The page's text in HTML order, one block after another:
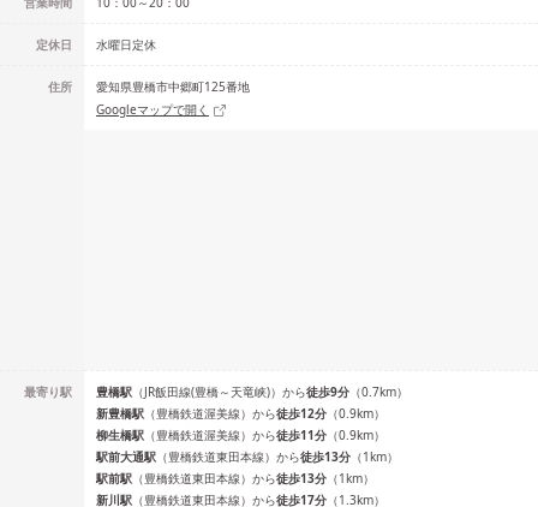
定休日 水曜日定休
住所
愛知県豊橋市中郷町125番地
Googleマップで開く
最寄り駅 豊橋駅 （JR飯田線(豊橋～天竜峡)） から徒歩9分 （0.7km）
新豊橋駅 （豊橋鉄道渥美線） から徒歩12分 （0.9km）
柳生橋駅 （豊橋鉄道渥美線） から徒歩11分 （0.9km）
駅前大通駅 （豊橋鉄道東田本線） から徒歩13分 （1km）
駅前駅 （豊橋鉄道東田本線） から徒歩13分 （1km）
新川駅 （豊橋鉄道東田本線） から徒歩17分 （1.3km）